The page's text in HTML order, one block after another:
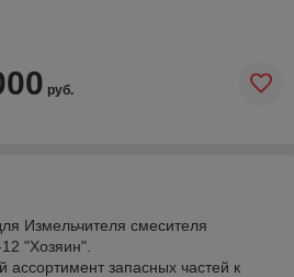
руб.
Измельчителя смесителя
"Хозяин".
ассортимент запасных частей к